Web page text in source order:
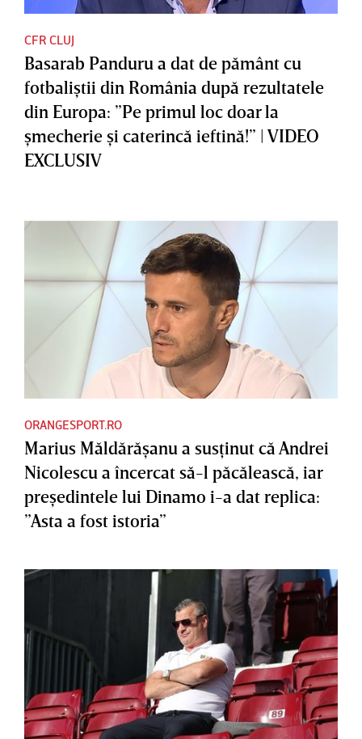
CFR CLUJ
Basarab Panduru a dat de pământ cu
fotbaliştii din România după rezultatele
din Europa: ”Pe primul loc doar la
şmecherie şi caterincă ieftină!” | VIDEO
EXCLUSIV
ORANGESPORT.RO
Marius Măldărăşanu a susţinut că Andrei
Nicolescu a încercat să-l păcălească, iar
preşedintele lui Dinamo i-a dat replica:
”Asta a fost istoria”